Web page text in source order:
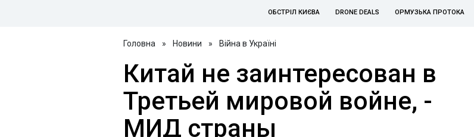
ОБСТРІЛ КИЄВА DRONE DEALS ОРМУЗЬКА ПРОТОКА
Головна » Новини » Війна в Україні
Китай не заинтересован в
Третьей мировой войне, -
МИД страны